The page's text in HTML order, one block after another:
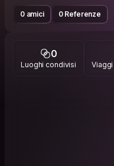
0 amici 0 Referenze
0
Luoghi condivisi